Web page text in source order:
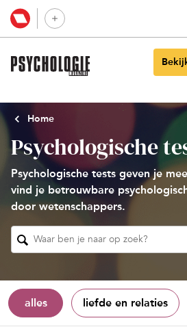
Home
Psychologische
Psychologische tests geven je
vind je betrouwbare
door wetenschappers.
Waar ben je naar op zoek?
alles liefde en relaties